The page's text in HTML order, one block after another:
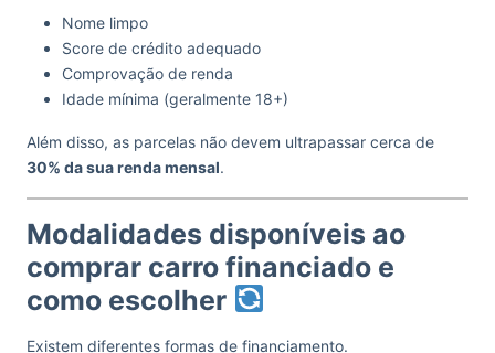
Nome limpo
Score de crédito adequado
Comprovação de renda
Idade mínima (geralmente 18+)
Além disso, as parcelas não devem ultrapassar cerca de
30% da sua renda mensal.
Modalidades disponíveis ao
comprar carro financiado e
como escolher
Existem diferentes formas de financiamento.